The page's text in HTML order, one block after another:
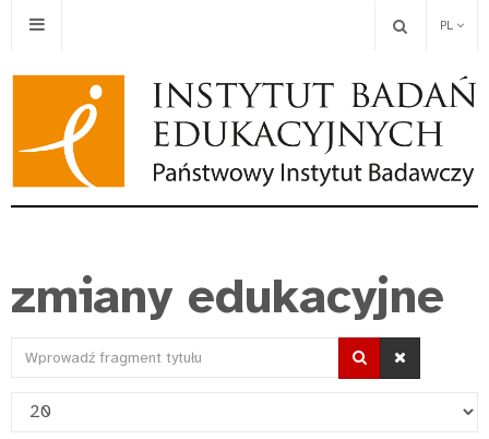
PL
zmiany edukacyjne
Wprowadź
tytułu
Pokaż